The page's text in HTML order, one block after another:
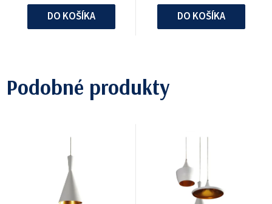
DO KOŠÍKA DO KOŠÍKA
Podobné produkty